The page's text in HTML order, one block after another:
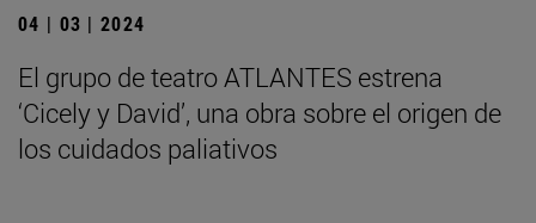
04 | 03 | 2024
El grupo de teatro ATLANTES estrena
‘Cicely y David’, una obra sobre el origen de
los cuidados paliativos